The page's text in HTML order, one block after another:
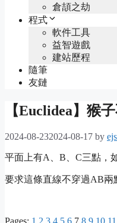
倉頡之劫
程式
軟件工具
益智遊戲
建站歷程
隨筆
友鏈
【Euclidea】猴
2024-08-232024-08-17 by
平面上有A、B、C三點，
要求這條直線不穿過AB兩